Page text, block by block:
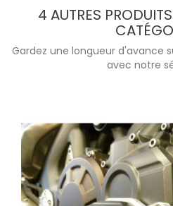
4 AUTRES
Gardez une longueur d'avance
avec notre